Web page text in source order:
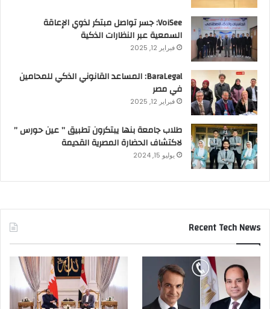
VoiSee: جسر تواصل مبتكر لذوي الإعاقة
السمعية عبر النظارات الذكية
فبراير 12, 2025
BaraLegal: المساعد القانوني الذكي للمحامين
في مصر
فبراير 12, 2025
طلاب جامعة بنها يبتكرون تطبيق ” عين حورس ”
لاكتشاف الحضارة المصرية القديمة
يوليو 15, 2024
Recent Tech News